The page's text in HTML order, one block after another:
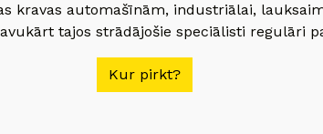
kravas automašīnām, industriālai,
tajos strādājošie speciālisti regulāri
Kur pirkt?